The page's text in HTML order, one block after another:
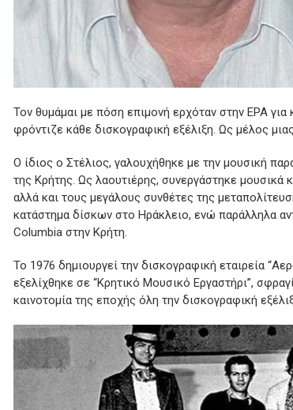
Τον θυμάμαι με πόση επιμονή ερχόταν στην ΕΡΑ
φρόντιζε κάθε δισκογραφική εξέλιξη. Ως μέλος
Ο ίδιος ο Στέλιος, γαλουχήθηκε με την μουσική
της Κρήτης. Ως λαουτιέρης, συνεργάστηκε μουσικά
αλλά και τους μεγάλους συνθέτες της
κατάστημα δίσκων στο Ηράκλειο, ενώ παράλληλα
Columbia στην Κρήτη.
Το 1976 δημιουργεί την δισκογραφική εταιρεία
εξελίχθηκε σε “Κρητικό Μουσικό Εργαστήρι”,
καινοτομία της εποχής όλη την δισκογραφική